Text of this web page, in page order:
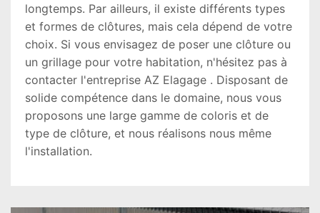
longtemps. Par ailleurs, il existe différents types
et formes de clôtures, mais cela dépend de votre
choix. Si vous envisagez de poser une clôture ou
un grillage pour votre habitation, n'hésitez pas à
contacter l'entreprise AZ Elagage . Disposant de
solide compétence dans le domaine, nous vous
proposons une large gamme de coloris et de
type de clôture, et nous réalisons nous même
l'installation.